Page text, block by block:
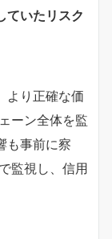
ていたリスク
より正確な価
ーン全体を監
も事前に察
監視し、信用